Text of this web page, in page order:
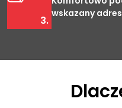
3.
wskazany adres